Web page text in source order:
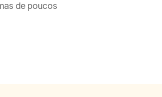
de poucos